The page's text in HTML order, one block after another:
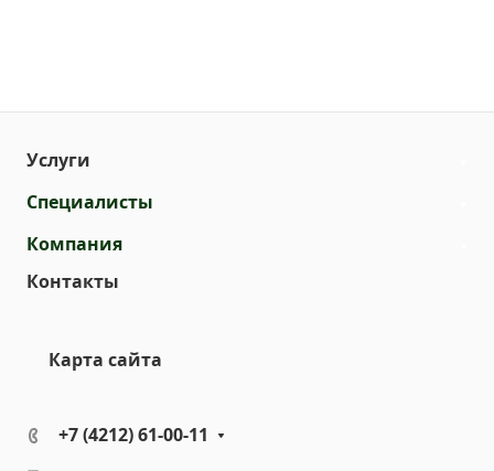
Услуги
Специалисты
Компания
Контакты
Карта сайта
+7 (4212) 61-00-11